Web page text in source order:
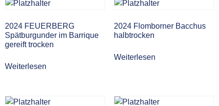
2024 FEUERBERG
Spätburgunder im Barrique
gereift trocken
Weiterlesen
2024 Flomborner Bacchus
halbtrocken
Weiterlesen